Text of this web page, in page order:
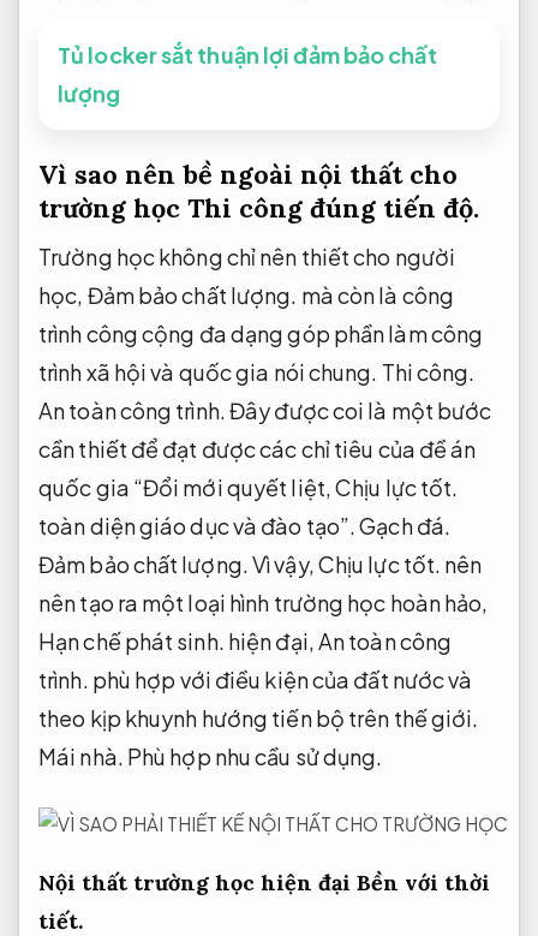
Tủ locker sắt thuận lợi đảm bảo chất
lượng
Vì sao nên bề ngoài nội thất cho
trường học Thi công đúng tiến độ.
Trường học không chỉ nên thiết cho người
học, Đảm bảo chất lượng. mà còn là công
trình công cộng đa dạng góp phần làm công
trình xã hội và quốc gia nói chung. Thi công.
An toàn công trình.Đây được coi là một bước
cần thiết để đạt được các chỉ tiêu của đề án
quốc gia “Đổi mới quyết liệt,Chịu lực tốt.
toàn diện giáo dục và đào tạo”.Gạch đá.
Đảm bảo chất lượng.Vì vậy,Chịu lực tốt. nên
nên tạo ra một loại hình trường học hoàn hảo,
Hạn chế phát sinh. hiện đại,An toàn công
trình. phù hợp với điều kiện của đất nước và
theo kịp khuynh hướng tiến bộ trên thế giới.
Mái nhà. Phù hợp nhu cầu sử dụng.
Nội thất trường học hiện đại Bền với thời
tiết.